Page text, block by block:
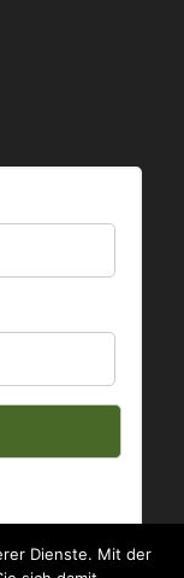
Dienste. Mit der